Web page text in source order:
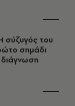
σύζυγός του
σημάδι